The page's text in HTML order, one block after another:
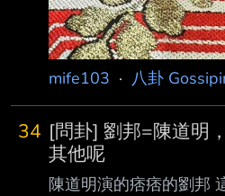
mife103 · 八卦
34 [問卦] 劉邦=陳道明
其他呢
陳道明演的痞痞的劉邦